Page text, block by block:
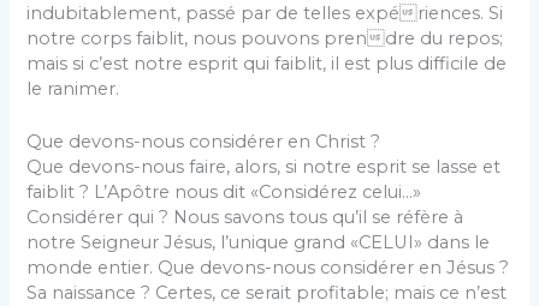
indubitablement, passé par de telles expériences. Si
notre corps faiblit, nous pouvons prendre du repos;
mais si c’est notre esprit qui faiblit, il est plus difficile de
le ranimer.
Que devons-nous considérer en Christ ?
Que devons-nous faire, alors, si notre esprit se lasse et
faiblit ? L’Apôtre nous dit «Considérez celui…»
Considérer qui ? Nous savons tous qu’il se réfère à
notre Seigneur Jésus, l’unique grand «CELUI» dans le
monde entier. Que devons-nous considérer en Jésus ?
Sa naissance ? Certes, ce serait profitable; mais ce n’est